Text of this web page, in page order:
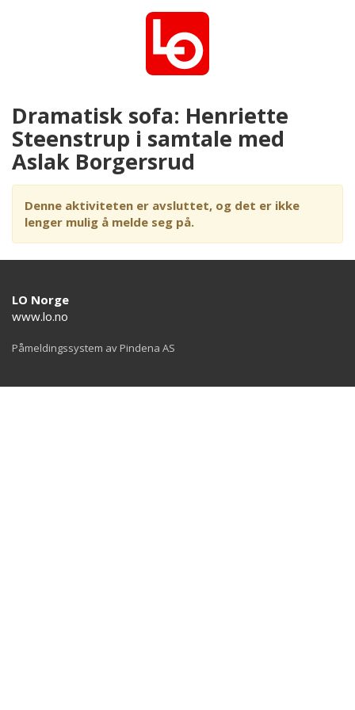
Dramatisk sofa: Henriette
Steenstrup i samtale med
Aslak Borgersrud
Denne aktiviteten er avsluttet, og det er ikke
lenger mulig å melde seg på.
LO Norge
www.lo.no
Påmeldingssystem av Pindena AS